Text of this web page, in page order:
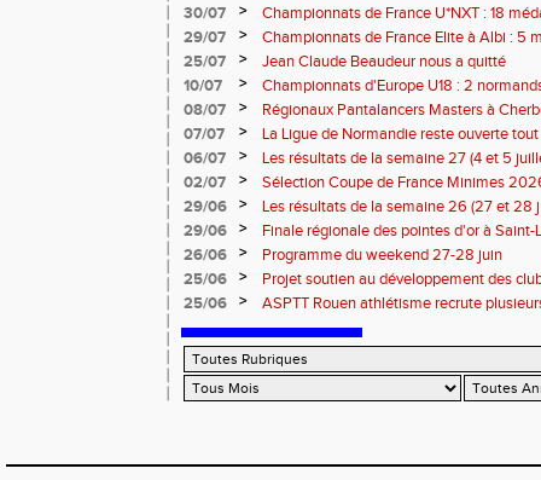
30/07
>
Championnats de France U*NXT : 18
29/07
>
Championnats de France Elite à Albi : 5
titres !
25/07 >
Jean Claude Beaudeur nous a quitté
10/07
>
Championnats d'Europe U18 : 2
08/07
>
Régionaux Pantalancers Masters à
07/07
>
La Ligue de Normandie reste ouverte tout
06/07
>
Les résultats de la semaine 27 (4 et 5
02/07
>
Sélection Coupe de France Minimes
29/06
>
Les résultats de la semaine 26 (27 et 28
29/06
>
Finale régionale des pointes d'or à
informations
26/06 >
Programme du weekend 27-28 juin
25/06
>
Projet soutien au développement des
25/06
> ASPTT Rouen athlétisme recrute